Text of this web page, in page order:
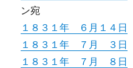
ン宛
１８３１年 ６月１４日
１８３１年 ７月 ３日
１８３１年 ７月 ８日